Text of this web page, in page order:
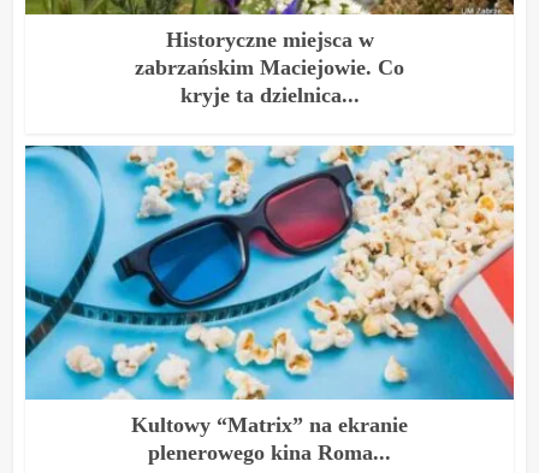
Historyczne miejsca w
zabrzańskim Maciejowie. Co
kryje ta dzielnica...
Kultowy “Matrix” na ekranie
plenerowego kina Roma...